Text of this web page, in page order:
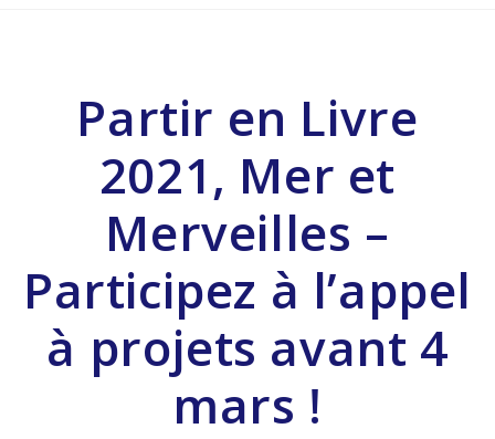
Partir en Livre
2021, Mer et
Merveilles –
Participez à l’appel
à projets avant 4
mars !